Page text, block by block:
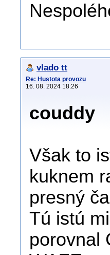
vlado tt
Re: Hustota provozu
16. 08. 2024 18:26
couddy
Však to
kuknem
presný
Tú istú
porovnal